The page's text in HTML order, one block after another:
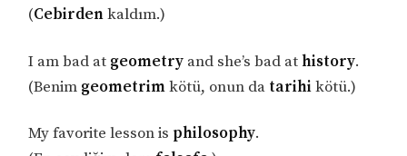
(Cebirdenkaldım.)
I am bad at geometry and she’s bad athistory.
(Benim geometrimkötü, onun da tarihikötü.)
My favorite lesson is philosophy.